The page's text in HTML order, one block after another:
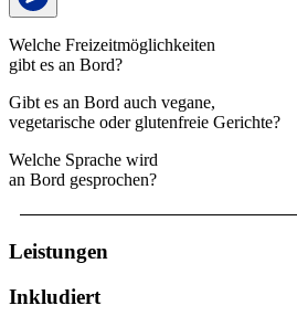
Welche Freizeitmöglichkeiten
gibt es an Bord?
Gibt es an Bord auch vegane,
vegetarische oder glutenfreie Gerichte?
Welche Sprache wird
an Bord gesprochen?
Leistungen
Inkludiert